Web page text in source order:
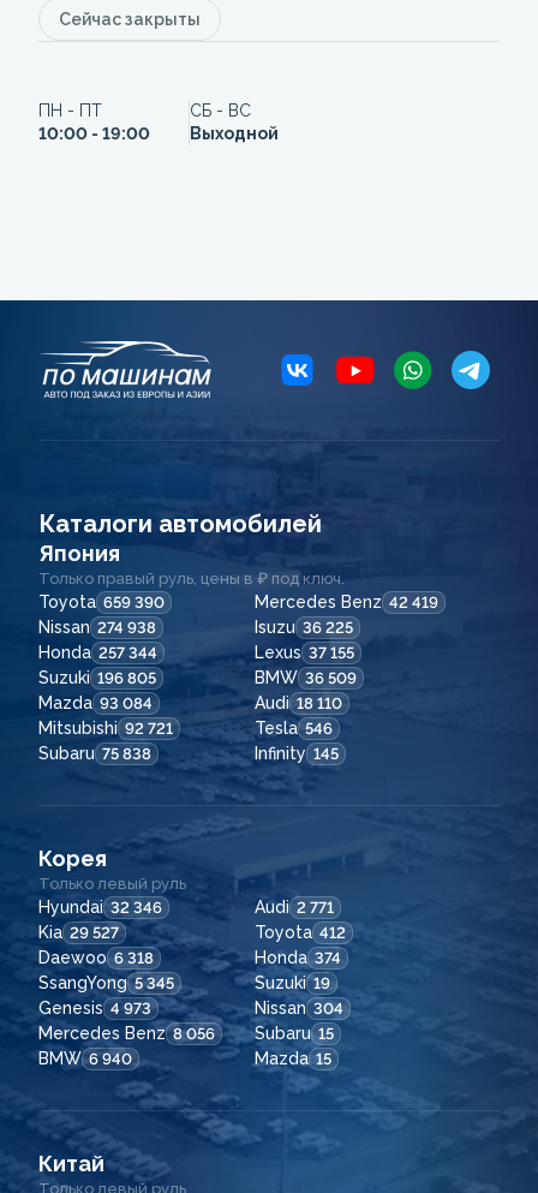
Сейчас закрыты
ПН - ПТ
10:00 - 19:00
СБ - ВС
Выходной
Каталоги автомобилей
Япония
Только правый руль, цены в ₽ под ключ.
Toyota 659 390 Mercedes Benz 42 419
Nissan 274 938 Isuzu 36 225
Honda 257 344 Lexus 37 155
Suzuki 196 805 BMW 36 509
Mazda 93 084 Audi 18 110
Mitsubishi 92 721 Tesla 546
Subaru 75 838 Infinity 145
Корея
Только левый руль
Hyundai 32 346 Audi 2 771
Kia 29 527 Toyota 412
Daewoo 6 318 Honda 374
SsangYong 5 345 Suzuki 19
Genesis 4 973 Nissan 304
Mercedes Benz 8 056 Subaru 15
BMW 6 940 Mazda 15
Китай
Только левый руль